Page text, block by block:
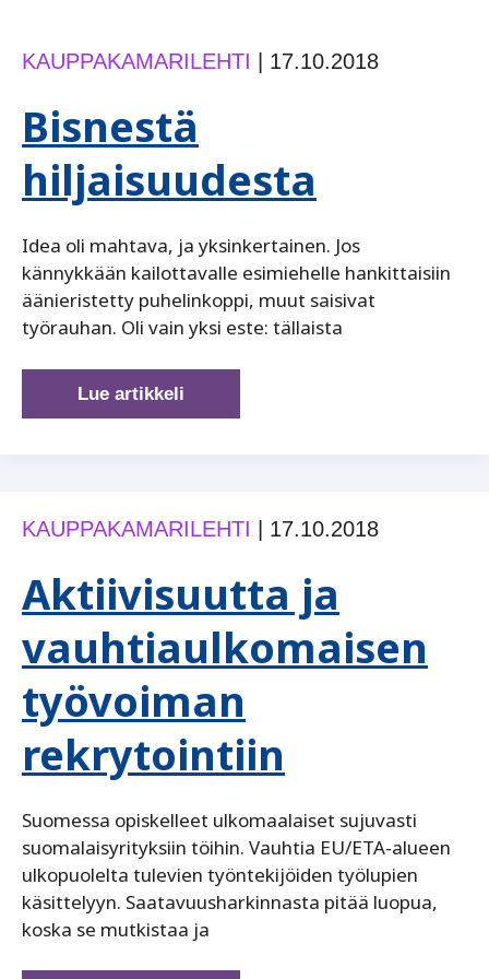
KAUPPAKAMARILEHTI 17.10.2018
Bisnestä
hiljaisuudesta
Idea oli mahtava, ja yksinkertainen. Jos
kännykkään kailottavalle esimiehelle hankittaisiin
äänieristetty puhelinkoppi, muut saisivat
työrauhan. Oli vain yksi este: tällaista
Bisnestä
hiljaisuudesta
Lue artikkeli
KAUPPAKAMARILEHTI 17.10.2018
Aktiivisuutta ja
vauhtiaulkomaisen
työvoiman
rekrytointiin
Suomessa opiskelleet ulkomaalaiset sujuvasti
suomalaisyrityksiin töihin. Vauhtia EU/ETA-alueen
ulkopuolelta tulevien työntekijöiden työlupien
käsittelyyn. Saatavuusharkinnasta pitää luopua,
koska se mutkistaa ja